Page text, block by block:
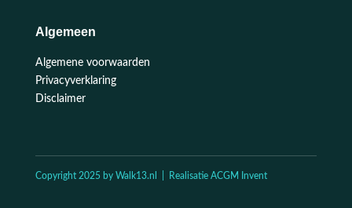
Algemeen
Algemene voorwaarden
Privacyverklaring
Disclaimer
Copyright 2025 by Walk13.nl | Realisatie ACGM Invent